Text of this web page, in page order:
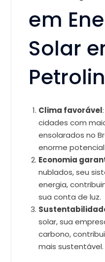
em
Solar
Clima favorável
cidades com
ensolarados no
enorme
Economia
nublados, seu
energia,
sua conta de luz.
solar, sua
carbono,
mais sustentável.